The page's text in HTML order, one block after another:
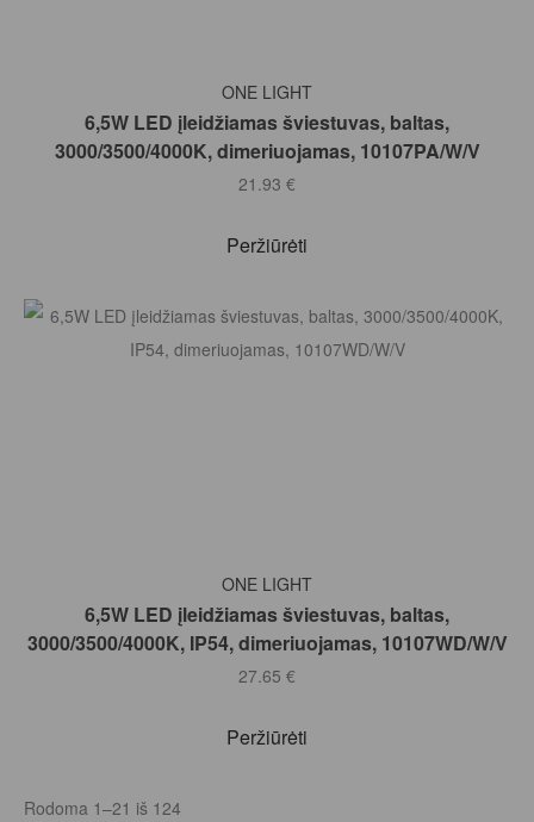
ONE LIGHT
6,5W LED įleidžiamas šviestuvas, baltas,
3000/3500/4000K, dimeriuojamas, 10107PA/W/V
21.93 €
Peržiūrėti
ONE LIGHT
6,5W LED įleidžiamas šviestuvas, baltas,
3000/3500/4000K, IP54, dimeriuojamas, 10107WD/W/V
27.65 €
Peržiūrėti
Rodoma 1–21 iš 124